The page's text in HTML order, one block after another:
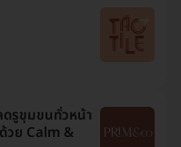
รูขุมขนทั่วหน้า
วย Calm &